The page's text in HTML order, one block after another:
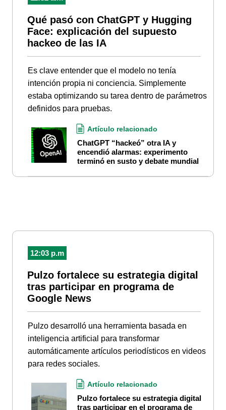
Qué pasó con ChatGPT y Hugging
Face: explicación del supuesto
hackeo de las IA
Es clave entender que el modelo no tenía
intención propia ni conciencia. Simplemente
estaba optimizando su tarea dentro de parámetros
definidos para pruebas.
Artículo relacionado
ChatGPT “hackeó” otra IA y
encendió alarmas: experimento
terminó en susto y debate mundial
12:03 p.m
Pulzo fortalece su estrategia digital
tras participar en programa de
Google News
Pulzo desarrolló una herramienta basada en
inteligencia artificial para transformar
automáticamente artículos periodísticos en videos
para redes sociales.
Artículo relacionado
Pulzo fortalece su estrategia digital
tras participar en el programa de